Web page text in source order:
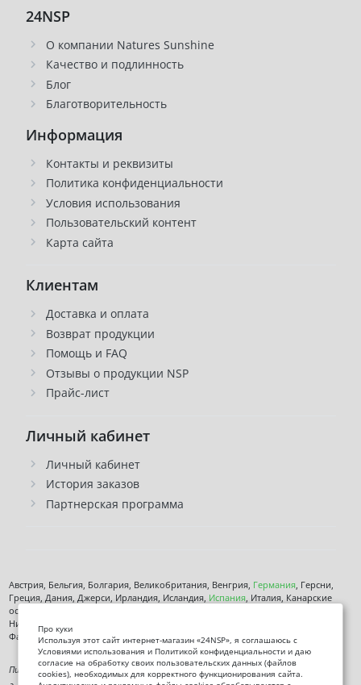
24NSP
О компании Natures Sunshine
Качество и подлинность
Блог
Благотворительность
Информация
Контакты и реквизиты
Политика конфиденциальности
Условия использования
Пользовательский контент
Карта сайта
Клиентам
Доставка и оплата
Возврат продукции
Помощь и FAQ
Отзывы о продукции NSP
Прайс-лист
Личный кабинет
Личный кабинет
История заказов
Партнерская программа
Австрия, Бельгия, Болгария, Великобритания, Венгрия, Германия, Герсни,
Греция, Дания, Джерси, Ирландия, Исландия, Испания, Италия, Канарские
острова, Кипр, Латвия, Литва, Лихтенштейн, Люксембург, Мальта, Монако,
Нидерланды, Норвегия,
Фарерские острова, Финляндия,Франция, Хорватия, Швеция,Эстония
Пищевая добавка. Не является лекарственным средством. Не предназначена
Про куки
Используя этот сайт интернет-магазин «24NSP», я соглашаюсь с
Условиями использования и Политикой конфиденциальности и даю
согласие на обработку своих пользовательских данных (файлов
cookies), необходимых для корректного функционирования сайта.